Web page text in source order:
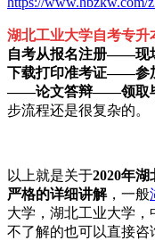
湖北工业大学自考专升
自考从报名注册——
下载打印准考证——
——论文答辩——领取
步流程还是很复杂的。
以上就是关于2020年
严格的详细讲解，一般
大学，湖北工业大学
不了解的也可以直接咨